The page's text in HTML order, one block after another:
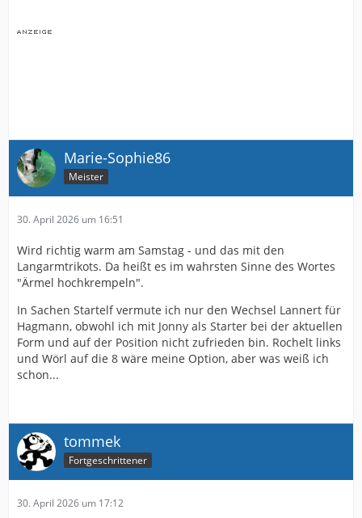
Marie-Sophie86
Meister
30. April 2026 um 16:51
Wird richtig warm am Samstag - und das mit den
Langarmtrikots. Da heißt es im wahrsten Sinne des Wortes
"Ärmel hochkrempeln".
In Sachen Startelf vermute ich nur den Wechsel Lannert für
Hagmann, obwohl ich mit Jonny als Starter bei der aktuellen
Form und auf der Position nicht zufrieden bin. Rochelt links
und Wörl auf die 8 wäre meine Option, aber was weiß ich
schon...
tommek
Fortgeschrittener
30. April 2026 um 17:12